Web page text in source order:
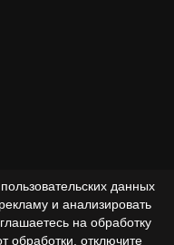
данных
и анализировать
на обработку
обработки, отключите